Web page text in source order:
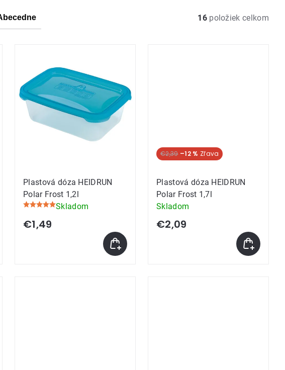
16položiek celkom
Plastová dóza HEIDRUN
Polar Frost 1,2l
Priemerné
hodnotenie
Skladom
€1,49
€2,39 –12 %
Plastová dóza HEIDRUN
Polar Frost 1,7l
Skladom
€2,09